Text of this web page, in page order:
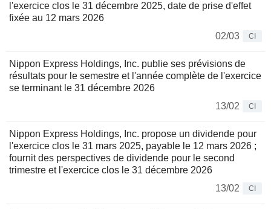
l'exercice clos le 31 décembre 2025, date de prise d'effet
fixée au 12 mars 2026
02/03
CI
Nippon Express Holdings, Inc. publie ses prévisions de
résultats pour le semestre et l'année complète de l'exercice
se terminant le 31 décembre 2026
13/02
CI
Nippon Express Holdings, Inc. propose un dividende pour
l'exercice clos le 31 mars 2025, payable le 12 mars 2026 ;
fournit des perspectives de dividende pour le second
trimestre et l'exercice clos le 31 décembre 2026
13/02
CI